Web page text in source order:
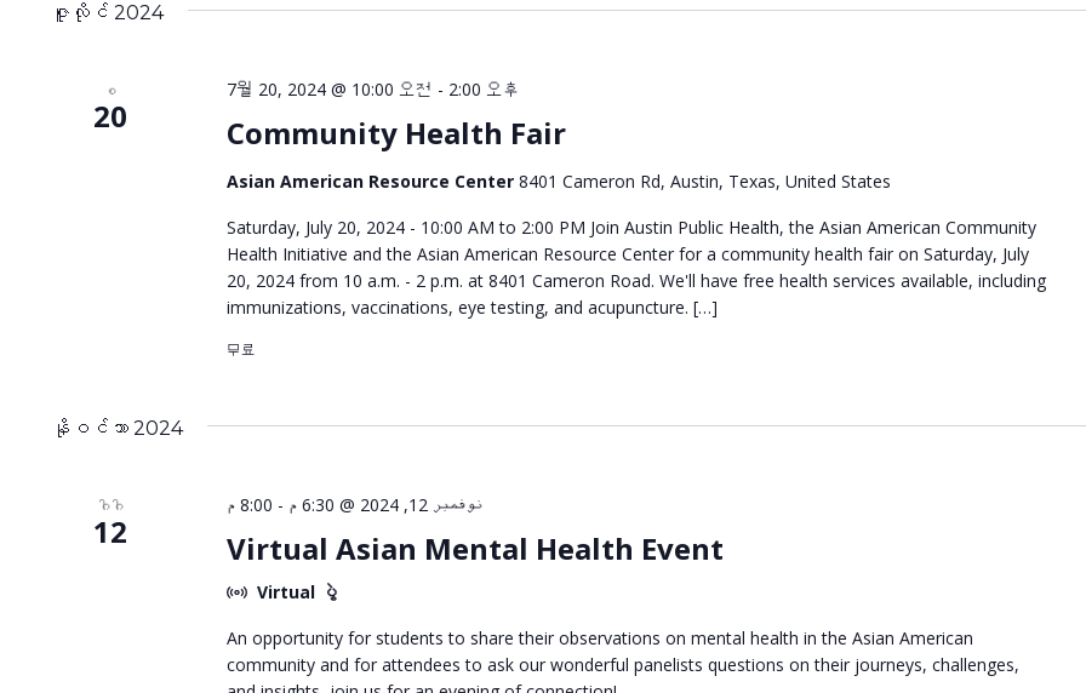
ဇူလိုင် 2024
စ
20 Community Health Fair
7월 20, 2024 @ 10:00 오전 - 2:00 오후
Asian American Resource Center8401 Cameron Rd, Austin, Texas, United States
Saturday, July 20, 2024 - 10:00 AM to 2:00 PM Join Austin Public Health, the Asian American Community
Health Initiative and the Asian American Resource Center for a community health fair on Saturday, July
20, 2024 from 10 a.m. - 2 p.m. at 8401 Cameron Road. We'll have free health services available, including
immunizations, vaccinations, eye testing, and acupuncture. […]
무료
နိုဝင်ဘာ 2024
ဂါဂါ
12 Virtual Asian Mental Health Event
نوفمبر 12, 2024 @ 6:30 م - 8:00 م
Virtual ပွဲ
An opportunity for students to share their observations on mental health in the Asian American
community and for attendees to ask our wonderful panelists questions on their journeys, challenges,